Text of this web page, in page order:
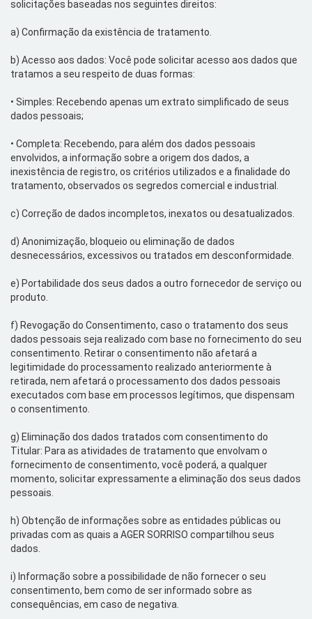
solicitações baseadas nos seguintes direitos:
a) Confirmação da existência de tratamento.
b) Acesso aos dados: Você pode solicitar acesso aos dados que
tratamos a seu respeito de duas formas:
• Simples: Recebendo apenas um extrato simplificado de seus
dados pessoais;
• Completa: Recebendo, para além dos dados pessoais
envolvidos, a informação sobre a origem dos dados, a
inexistência de registro, os critérios utilizados e a finalidade do
tratamento, observados os segredos comercial e industrial.
c) Correção de dados incompletos, inexatos ou desatualizados.
d) Anonimização, bloqueio ou eliminação de dados
desnecessários, excessivos ou tratados em desconformidade.
e) Portabilidade dos seus dados a outro fornecedor de serviço ou
produto.
f) Revogação do Consentimento, caso o tratamento dos seus
dados pessoais seja realizado com base no fornecimento do seu
consentimento. Retirar o consentimento não afetará a
legitimidade do processamento realizado anteriormente à
retirada, nem afetará o processamento dos dados pessoais
executados com base em processos legítimos, que dispensam
o consentimento.
g) Eliminação dos dados tratados com consentimento do
Titular: Para as atividades de tratamento que envolvam o
fornecimento de consentimento, você poderá, a qualquer
momento, solicitar expressamente a eliminação dos seus dados
pessoais.
h) Obtenção de informações sobre as entidades públicas ou
privadas com as quais a AGER SORRISO compartilhou seus
dados.
i) Informação sobre a possibilidade de não fornecer o seu
consentimento, bem como de ser informado sobre as
consequências, em caso de negativa.